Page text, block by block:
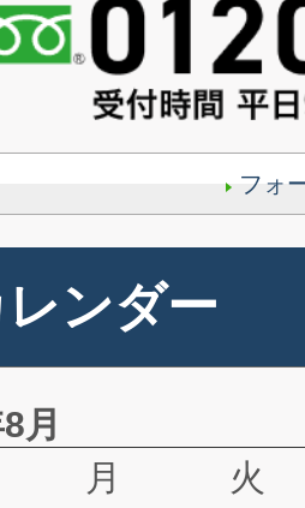
フォ
ンダー
月
月 火